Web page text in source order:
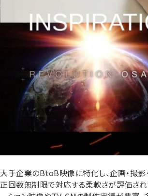
大手企業のBtoB映像に特化し、企画・撮影
正回数無制限で対応する柔軟さが評価され